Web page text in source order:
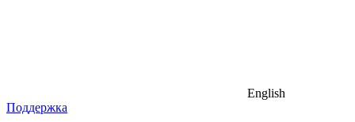
English
Поддержка